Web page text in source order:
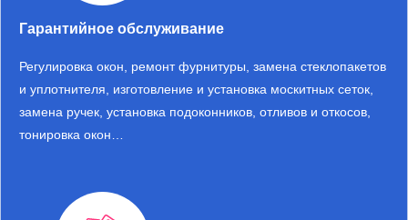
Гарантийное обслуживание
Регулировка окон, ремонт фурнитуры, замена стеклопакетов
и уплотнителя, изготовление и установка москитных сеток,
замена ручек, установка подоконников, отливов и откосов,
тонировка окон…